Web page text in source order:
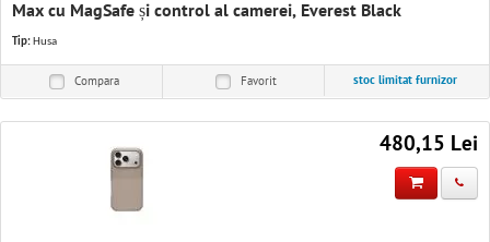
Max cu MagSafe și control al camerei, Everest Black
Tip: Husa
Compara Favorit stoc limitat furnizor
480,15 Lei